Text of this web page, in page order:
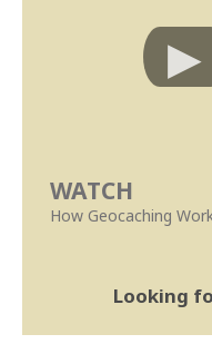
WATCH
How Geocaching
Looking